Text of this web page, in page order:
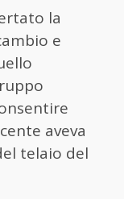
la
e
aveva
telaio del